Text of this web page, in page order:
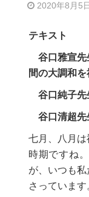
2020年8月5
テキスト
谷口雅宣
間の大調和を
谷口純子先
谷口清超
七月、八月
時期ですね
が、いつも
さっています